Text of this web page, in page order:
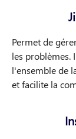
Permet de
les problèmes.
l'ensemble de
et facilite la